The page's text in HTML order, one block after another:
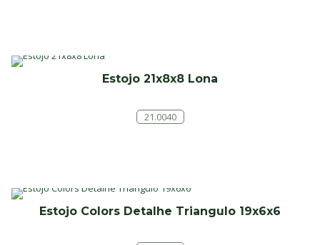
Estojo 21x8x8 Lona
21.0040
Estojo Colors Detalhe Triangulo 19x6x6